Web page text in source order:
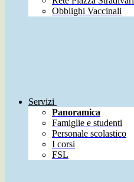
Obblighi Vaccinali
Servizi
Panoramica
Famiglie e studenti
Personale scolastico
I corsi
FSL